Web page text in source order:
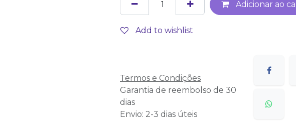
Adicionar ao
Add to wishlist
Termos e Condições
Garantia de reembolso de 30
dias
Envio: 2-3 dias úteis